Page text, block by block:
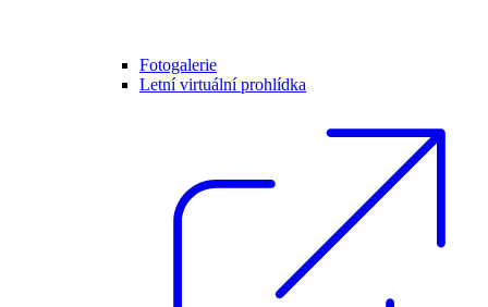
Fotogalerie
Letní virtuální prohlídka